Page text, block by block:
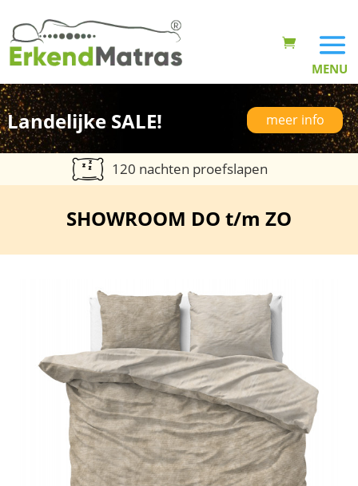
Landelijke SALE! meer info
120 nachten proefslapen
SHOWROOM DO t/m ZO